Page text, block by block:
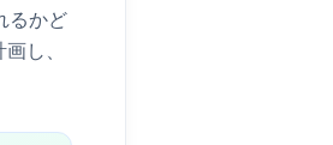
るかど
し、